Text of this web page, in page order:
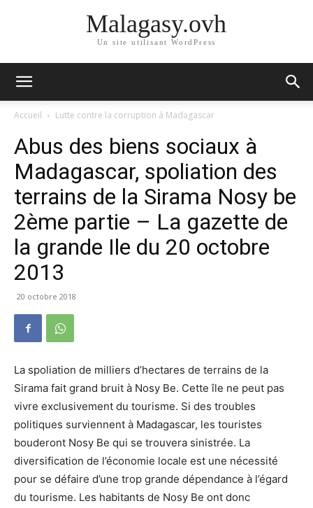
Malagasy.ovh
Un site utilisant WordPress
Accueil Lutte contre la corruption à Madagascar
Abus des biens sociaux à
Madagascar, spoliation des
terrains de la Sirama Nosy be
2ème partie – La gazette de
la grande Ile du 20 octobre
2013
20 octobre 2018
La spoliation de milliers d’hectares de terrains de la
Sirama fait grand bruit à Nosy Be. Cette île ne peut pas
vivre exclusivement du tourisme. Si des troubles
politiques surviennent à Madagascar, les touristes
bouderont Nosy Be qui se trouvera sinistrée. La
diversification de l’économie locale est une nécessité
pour se défaire d’une trop grande dépendance à l’égard
du tourisme. Les habitants de Nosy Be ont donc